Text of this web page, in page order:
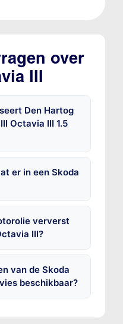
over
III
Den Hartog
Octavia III 1.5
er in een Skoda
ververst
III?
van de Skoda
beschikbaar?